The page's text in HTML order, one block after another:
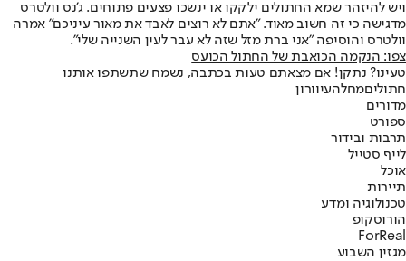
ויש להיזהר שמא החתולים ילקקו או ינשכו פצעים פתוחים. ג'נס וולטרס
מדגישה כי זה חשוב מאוד. "אתם לא רוצים לאבד את מאור עיניכם" אמרה
וולטרס והוסיפה "אני ברת מזל שזה לא עבר לעין השנייה שלי".
צפו: הנקמה הכואבת של החתול הכועס
טעינו? נתקן! אם מצאתם טעות בכתבה, נשמח שתשתפו אותנו
חתוליםמחלהעיוורון
מדורים
ספורט
תרבות ובידור
לייף סטייל
אוכל
תיירות
טכנולוגיה ומדע
הורוסקופ
ForReal
מגזין השבוע